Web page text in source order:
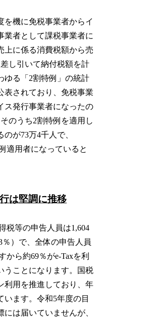
を機に免税事業者からイ
業者として課税事業者に
上に係る消費税額から売
差し引いて納付税額を計
ゆる「2割特例」の統計
表されており、免税事業
ス発行事業者になったの
のうち2割特例を適用し
が73万4千人で、
適用者になっていると
は堅調に推移
税等の申告人員は1,604
％）で、全体の申告人員
から約69％がe-Taxを利
うことになります。国税
利用を推進しており、年
います。令和5年度の目
には届いていませんが、